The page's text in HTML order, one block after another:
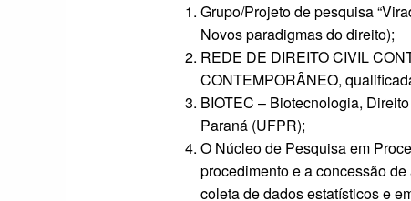
Grupo/Projeto de pesquisa
Novos paradigmas do direito);
REDE DE DIREITO CIVIL
CONTEMPORÂNEO,
BIOTEC – Biotecnologia,
Paraná (UFPR);
O Núcleo de Pesquisa em
procedimento e a concessão
coleta de dados estatísticos e